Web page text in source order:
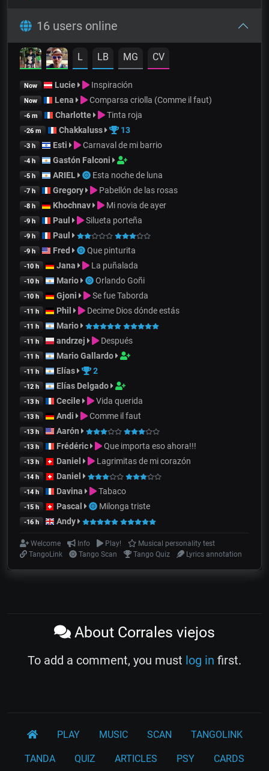
16 users online
L LB MG CV
Now Lucie Inspiración
Now Lena Comparsa criolla (Comme il faut)
-6 m Charlotte Tinta roja
-26 m Chakkaluss 13
-3 h Esti Carnaval de mi barrio
-4 h Gastón Falconi
-5 h ARIEL Esta noche de luna
-7 h Gregory Pabellón de las rosas
-8 h Khochnav Mi novia de ayer
-9 h Paul Silueta porteña
-9 h Paul
-9 h Fred Que pinturita
-10 h Jana La puñalada
-10 h Mario Orlando Goñi
-10 h Gjoni Se fue Taborda
-11 h Phil Decime Dios dónde estás
-11 h Mario
-11 h andrzej Después
-11 h Mario Gallardo
-11 h Elías 2
-12 h Elías Delgado
-13 h Cecile Vida querida
-13 h Andi Comme il faut
-13 h Aarón
-13 h Frédéric Que importa eso ahora!!!
-13 h Daniel Lagrimitas de mi corazón
-14 h Daniel
-14 h Davina Tabaco
-15 h Pascal Milonga triste
-16 h Andy
Welcome Info Play!
Musical personality test
TangoLink
Tango Scan Tango Quiz Lyrics annotation
About Corrales viejos
To add a comment, you must log in first.
PLAY MUSIC SCAN TANGOLINK
TANDA QUIZ ARTICLES PSY CARDS